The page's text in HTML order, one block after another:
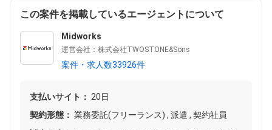
この案件を掲載しているエージェントについて
Midworks
運営会社：株式会社TWOSTONE&Sons
案件・求人数33926件
支払いサイト： 20日
契約形態： 業務委託(フリーランス) , 派遣 , 契約社員